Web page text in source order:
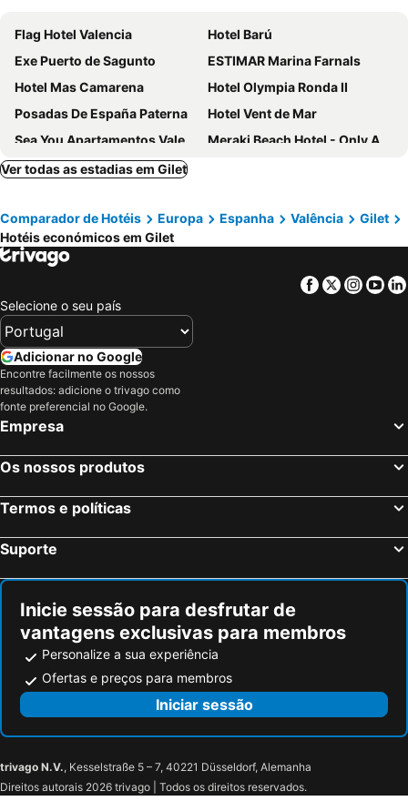
Flag Hotel Valencia
Hotel Barú
Exe Puerto de Sagunto
ESTIMAR Marina Farnals
Hotel Mas Camarena
Hotel Olympia Ronda II
Posadas De España Paterna
Hotel Vent de Mar
Sea You Apartamentos Valencia Port Saplaya
Meraki Beach Hotel - Only Adults
Olympia Ronda Hostel
Hotel Olympia Ronda I
One Shot Puerta Ruzafa
Ad Hoc Parque
Residencia Demar
Teide Rooms
Hotel Alba
Hotel Playa Canet
Hotel Belcaire
La Puebla
Hotel Cuatro Hermanas
Cases Rurals El Castell
De La Playa
ITOUR Hotel & Coffee
Hostal El Convent de Moncada
La Calderona Spa Sport and Club Resort
Hotel Cruz de Gracia
Estela Valencia
Ver todas as estadias em Gilet
Comparador de Hotéis Europa Espanha Valência
Gilet
Hotéis económicos em Gilet
Facebook
Twitter
Selecione o seu país
Adicionar no Google
Encontre facilmente os nossos
resultados: adicione o trivago como
fonte preferencial no Google.
Empresa
Os nossos produtos
Termos e políticas
Suporte
Inicie sessão para desfrutar de
vantagens exclusivas para membros
Personalize a sua experiência
Ofertas e preços para membros
Iniciar sessão
trivago N.V., Kesselstraße 5 – 7, 40221 Düsseldorf, Alemanha
Direitos autorais 2026 trivago | Todos os direitos reservados.